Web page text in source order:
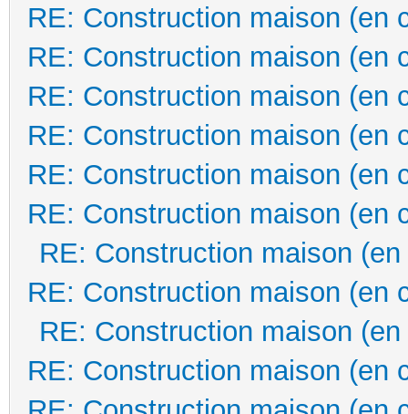
RE: Construction maison (en
RE: Construction maison (en
RE: Construction maison (en
RE: Construction maison (en
RE: Construction maison (en
RE: Construction maison (en
RE: Construction maison
RE: Construction maison (en
RE: Construction maison
RE: Construction maison (en